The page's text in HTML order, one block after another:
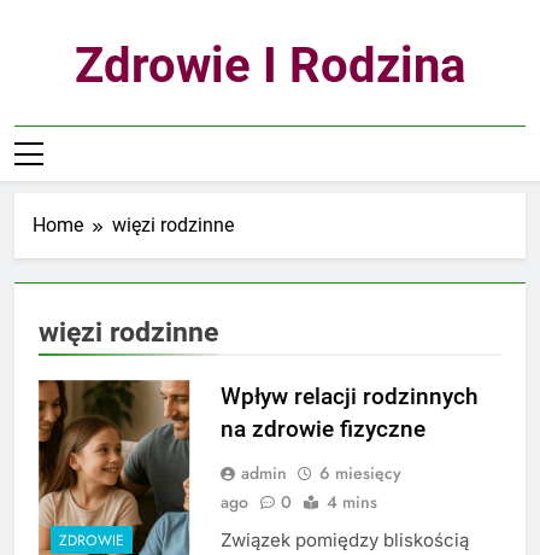
Zdrowie I Rodzina
Home więzi rodzinne
więzi rodzinne
ZDROWIE
Wpływ relacji rodzinnych
na zdrowie fizyczne
admin
6 miesięcy
ago
0 4 mins
Związek pomiędzy bliskością